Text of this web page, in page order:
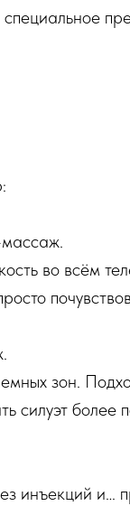
во всём
зон.
силуэт более
инъекций и…